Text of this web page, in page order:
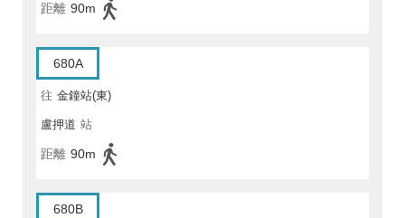
距離 90m
680A
往 金鐘站(東)
盧押道 站
距離 90m
680B